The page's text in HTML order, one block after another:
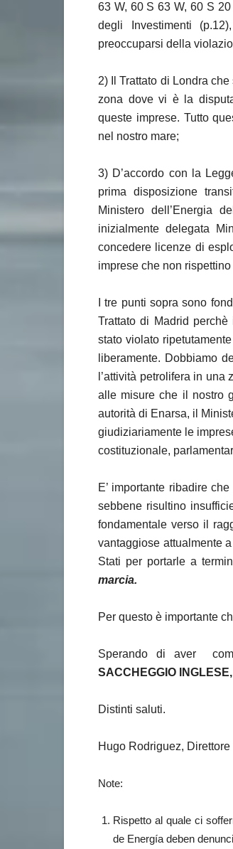
63 W, 60 S 63 W, 60 S
degli Investimenti
preoccuparsi della
2)
Il Trattato di Londra
zona dove vi è la
queste imprese. Tutto
nel nostro mare;
3) D’accordo con la
prima disposizione
Ministero dell’Energia
inizialmente delegata
concedere licenze di
imprese che non
I tre punti sopra sono
Trattato di Madrid
stato violato
liberamente. Dobbiamo
l’attività petrolifera in
alle misure che il nostro
autorità di Enarsa, il
giudiziariamente le
costituzionale,
E’ importante ribadire
sebbene risultino
fondamentale verso il
vantaggiose attualmente
Stati per portarle a
marcia.
Per questo è importante
Sperando di aver
SACCHEGGIO
Distinti saluti.
Hugo Rodriguez,
Note:
Rispetto al quale ci
de Energía deben